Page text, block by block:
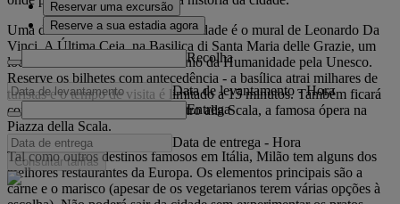
Uma das vistas mais famosas da cidade é o mural de Leonardo Da
Vinci, A Última Ceia, na Basilica di Santa Maria delle Grazie, um
local classificado como Património da Humanidade pela Unesco.
Reserve os bilhetes com antecedência - a basílica atrai milhares de
turistas e o tempo de visita é limitado a 15 minutos. Também ficará
comovido com a música no Teatro alla Scala, a famosa ópera na
Piazza della Scala.
Tal como outros destinos famosos em Itália, Milão tem alguns dos
melhores restaurantes da Europa. Os elementos principais são a
carne e o marisco (apesar de os vegetarianos terem várias opções à
Reservar uma excursão
Reserve a sua estadia agora
Recolha
Data de levantamento - Hora
Entrega
Data de entrega - Hora
Consultar tarifas